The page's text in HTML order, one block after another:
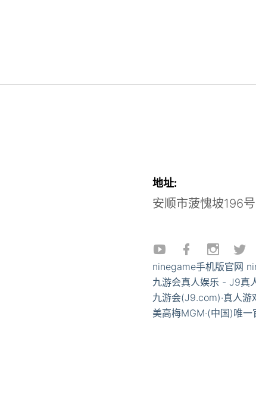
地址:
安顺市菠愧坡196号
ninegame手机版官网
九游会真人娱乐 - J9真
九游会(J9.com)·真人
美高梅MGM·(中国)唯一